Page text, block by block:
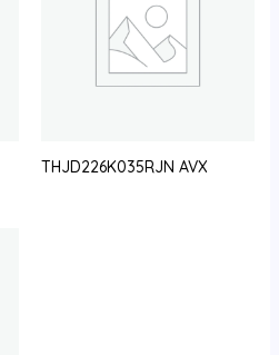
THJD226K035RJN AVX